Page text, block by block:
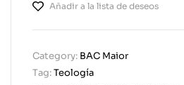
Añadir a la lista de deseos
Category: BAC Maior
Tag:Teología